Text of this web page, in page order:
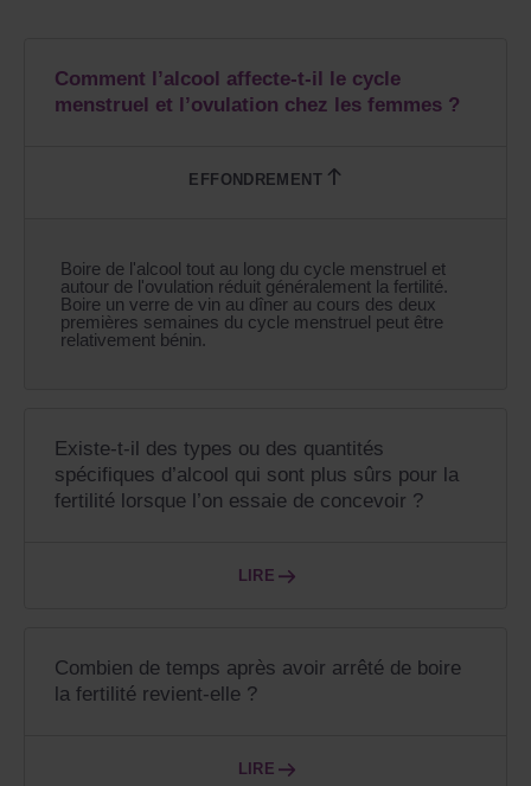
Comment l’alcool affecte-t-il le cycle
menstruel et l’ovulation chez les femmes ?
Boire de l'alcool tout au long du cycle menstruel et
autour de l'ovulation réduit généralement la fertilité.
Boire un verre de vin au dîner au cours des deux
premières semaines du cycle menstruel peut être
relativement bénin.
Existe-t-il des types ou des quantités
spécifiques d’alcool qui sont plus sûrs pour la
fertilité lorsque l’on essaie de concevoir ?
LIRE
Combien de temps après avoir arrêté de boire
la fertilité revient-elle ?
LIRE